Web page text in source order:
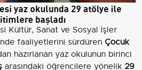
yaz okulunda 29 atölye ile
başladı
Kültür, Sanat ve Sosyal İşler
faaliyetlerini sürdüren Çocuk
hazırlanan yaz okulunun birinci
arasındaki öğrencilere yönelik 29